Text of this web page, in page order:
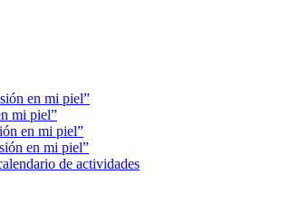
en mi piel”
mi piel”
en mi piel”
en mi piel”
de actividades